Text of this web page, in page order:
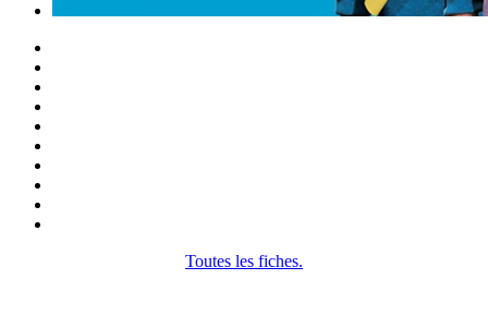
Toutes les fiches.